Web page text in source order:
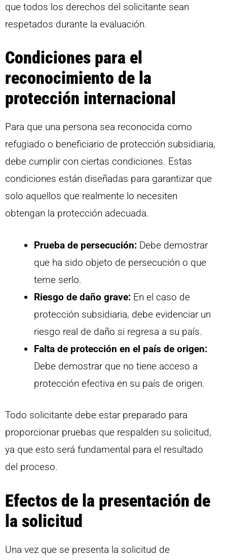
que todos los derechos del solicitante sean
respetados durante la evaluación.
Condiciones para el
reconocimiento de la
protección internacional
Para que una persona sea reconocida como
refugiado o beneficiario de protección subsidiaria,
debe cumplir con ciertas condiciones. Estas
condiciones están diseñadas para garantizar que
solo aquellos que realmente lo necesiten
obtengan la protección adecuada.
Prueba de persecución: Debe demostrar
que ha sido objeto de persecución o que
teme serlo.
Riesgo de daño grave: En el caso de
protección subsidiaria, debe evidenciar un
riesgo real de daño si regresa a su país.
Falta de protección en el país de origen:
Debe demostrar que no tiene acceso a
protección efectiva en su país de origen.
Todo solicitante debe estar preparado para
proporcionar pruebas que respalden su solicitud,
ya que esto será fundamental para el resultado
del proceso.
Efectos de la presentación de
la solicitud
Una vez que se presenta la solicitud de